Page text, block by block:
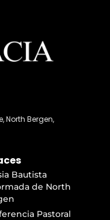
North Bergen,
Bautista
de North
Pastoral